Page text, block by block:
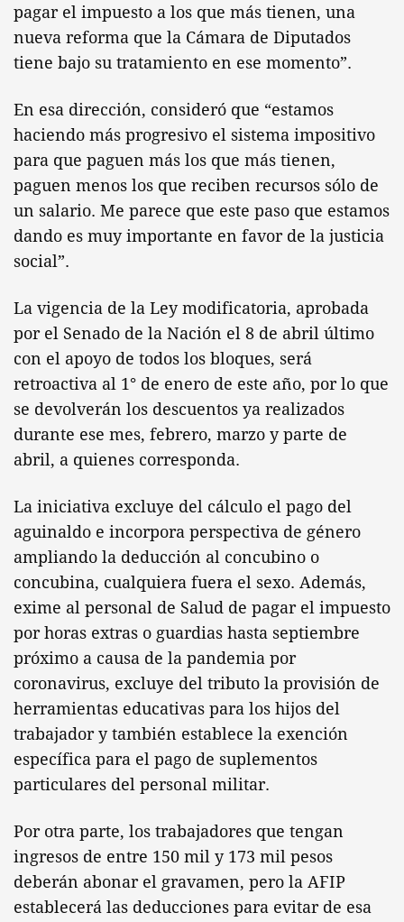
pagar el impuesto a los que más tienen, una
nueva reforma que la Cámara de Diputados
tiene bajo su tratamiento en ese momento”.
En esa dirección, consideró que “estamos
haciendo más progresivo el sistema impositivo
para que paguen más los que más tienen,
paguen menos los que reciben recursos sólo de
un salario. Me parece que este paso que estamos
dando es muy importante en favor de la justicia
social”.
La vigencia de la Ley modificatoria, aprobada
por el Senado de la Nación el 8 de abril último
con el apoyo de todos los bloques, será
retroactiva al 1° de enero de este año, por lo que
se devolverán los descuentos ya realizados
durante ese mes, febrero, marzo y parte de
abril, a quienes corresponda.
La iniciativa excluye del cálculo el pago del
aguinaldo e incorpora perspectiva de género
ampliando la deducción al concubino o
concubina, cualquiera fuera el sexo. Además,
exime al personal de Salud de pagar el impuesto
por horas extras o guardias hasta septiembre
próximo a causa de la pandemia por
coronavirus, excluye del tributo la provisión de
herramientas educativas para los hijos del
trabajador y también establece la exención
específica para el pago de suplementos
particulares del personal militar.
Por otra parte, los trabajadores que tengan
ingresos de entre 150 mil y 173 mil pesos
deberán abonar el gravamen, pero la AFIP
establecerá las deducciones para evitar de esa